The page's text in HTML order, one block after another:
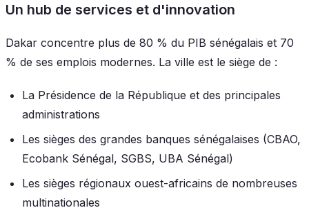
Un hub de services et d'innovation
Dakar concentre plus de 80 % du PIB sénégalais et 70
% de ses emplois modernes. La ville est le siège de :
La Présidence de la République et des principales
administrations
Les sièges des grandes banques sénégalaises (CBAO,
Ecobank Sénégal, SGBS, UBA Sénégal)
Les sièges régionaux ouest-africains de nombreuses
multinationales